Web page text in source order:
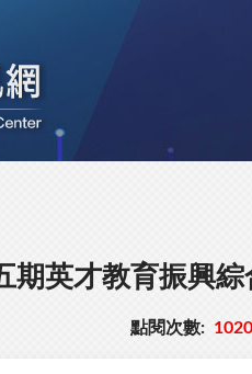
期英才教育振興
點閱次數: 1020